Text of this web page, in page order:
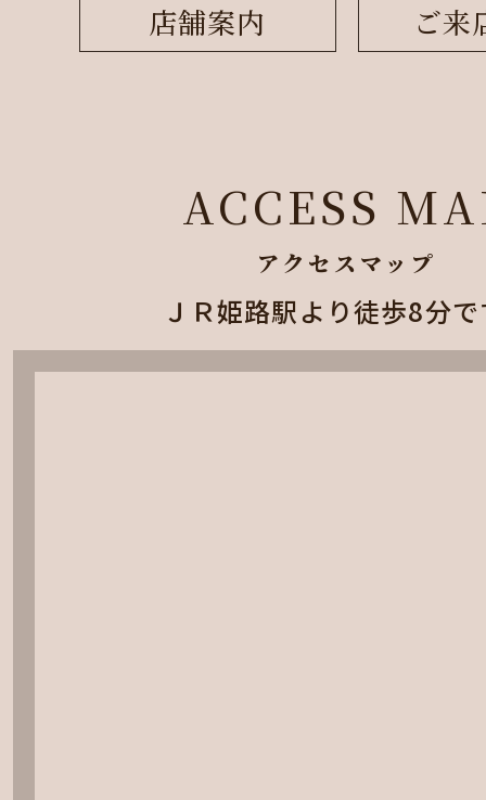
店舗案内 ご来
ACCESS
アクセスマップ
ＪＲ姫路駅より徒歩8分